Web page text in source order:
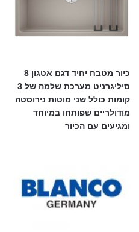
כיור מטבח יחיד דגם אטגון 8
סיליגרניט מערכת שלמה של 3
קומות כולל שני מוטות נירוסטה
מודולריים שפותחו במיוחד
ומגיעים עם הכיור